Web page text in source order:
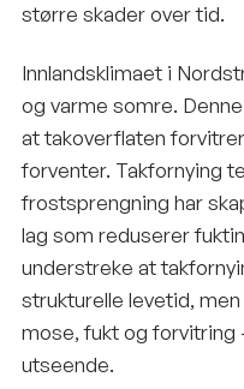
større skader over tid.
Innlandsklimaet i
og varme somre.
at takoverflaten
forventer. Takfornying
frostsprengning har
lag som reduserer
understreke at
strukturelle levetid,
mose, fukt og
utseende.